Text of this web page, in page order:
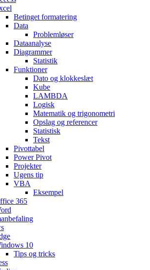
Betinget formatering
Data
Problemløser
Dataanalyse
Diagrammer
Statistik
Funktioner
Dato og klokkeslæt
Kube
LAMBDA
Logisk
Matematik og trigonometri
Opslag og referencer
Statistisk
Tekst
Pivottabel
Power Pivot
Projekter
Ugens tip
VBA
Eksempel
365
10
Tips og tricks